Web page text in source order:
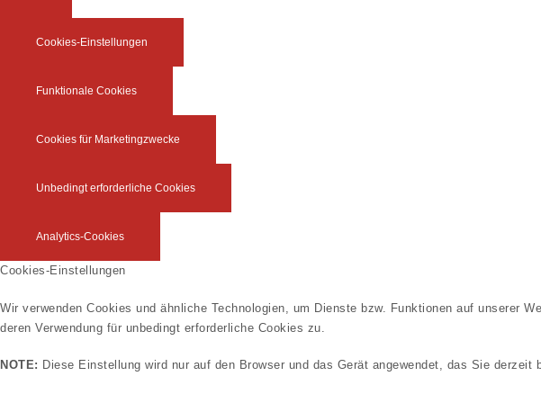
Cookies-Einstellungen
Funktionale Cookies
Cookies für Marketingzwecke
Unbedingt erforderliche Cookies
Analytics-Cookies
Cookies-Einstellungen
Wir verwenden Cookies und ähnliche Technologien, um Dienste bzw. Funktionen auf unserer
deren Verwendung für unbedingt erforderliche Cookies zu.
NOTE: Diese Einstellung wird nur auf den Browser und das Gerät angewendet, das Sie derzeit